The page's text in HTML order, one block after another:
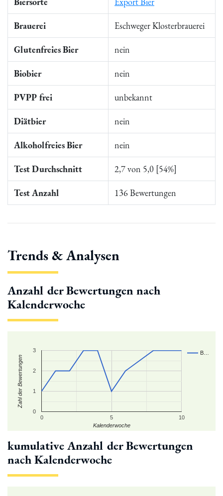
Brauerei Eschweger Klosterbrauerei
Glutenfreies Bier nein
Biobier nein
PVPP frei unbekannt
Diätbier nein
Alkoholfreies Bier nein
Test Durchschnitt 2,7 von 5,0 [54%]
Test Anzahl 136 Bewertungen
Trends & Analysen
Anzahl der Bewertungen nach
Kalenderwoche
B…
0 5 10
0
1
2
3
Kalenderwoche
Zahl der Bewertungen
kumulative Anzahl der Bewertungen
nach Kalenderwoche